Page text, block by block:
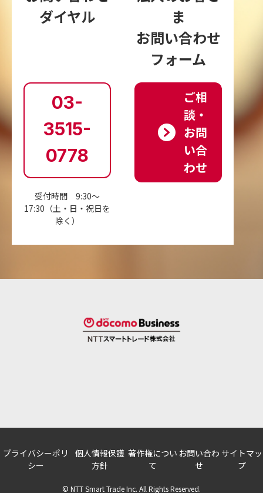
ダイヤル
03-
3515-
0778
受付時間 9:30～
17:30 （土・日・祝日を
除く）
ま
お問い合わせ
フォーム
ご相
談‧
お問
い合
わせ
プライバシーポリ
シー
個人情報保護
方針
著作権につい
て
お問い合わ
せ
サイトマッ
プ
© NTT Smart Trade Inc. All Rights Reserved.